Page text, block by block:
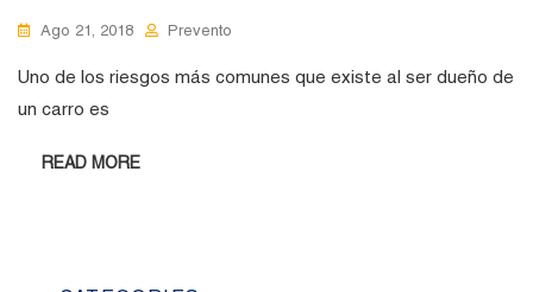
Ago 21, 2018 Prevento
Uno de los riesgos más comunes que existe al ser dueño de
un carro es
READ MORE